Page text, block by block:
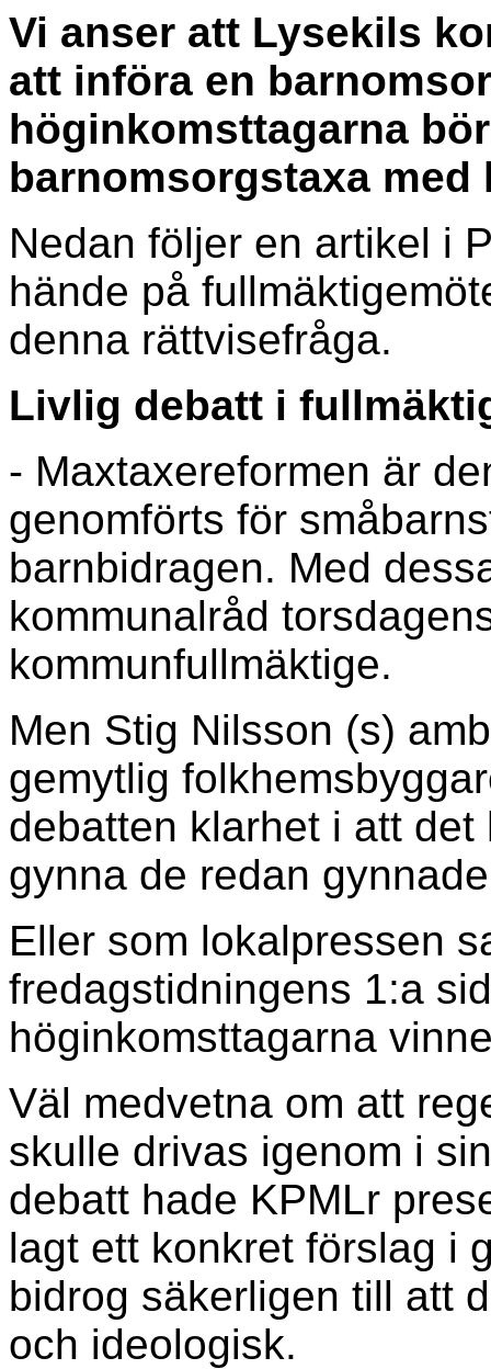
Vi anser att Lysekils
att införa en
höginkomsttagarna
barnomsorgstaxa
Nedan följer en artikel i
hände på
denna rättvisefråga.
Livlig debatt i
- Maxtaxereformen är
genomförts för
barnbidragen. Med
kommunalråd
kommunfullmäktige.
Men Stig Nilsson (s)
gemytlig
debatten klarhet i att
gynna de redan
Eller som lokalpressen
fredagstidningens 1:a
höginkomsttagarna
Väl medvetna om att
skulle drivas igenom i
debatt hade KPMLr
lagt ett konkret förslag i
bidrog säkerligen till att
och ideologisk.